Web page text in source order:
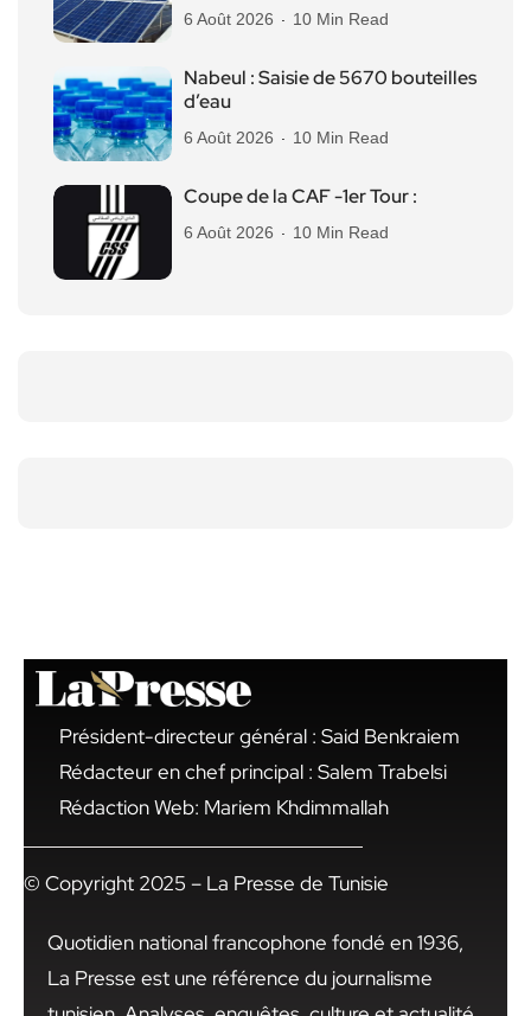
6 Août 2026 10 Min Read
Nabeul : Saisie de 5670 bouteilles
d’eau
6 Août 2026 10 Min Read
Coupe de la CAF -1er Tour :
6 Août 2026 10 Min Read
Président-directeur général : Said Benkraiem
Rédacteur en chef principal : Salem Trabelsi
Rédaction Web: Mariem Khdimmallah
© Copyright 2025 – La Presse de Tunisie
Quotidien national francophone fondé en 1936,
La Presse est une référence du journalisme